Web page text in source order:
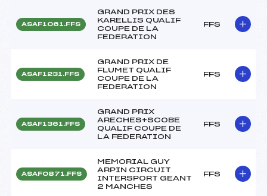
ASAF1061.FFS
GRAND PRIX DES
KARELLIS QUALIF
COUPE DE LA
FEDERATION
FFS
ASAF1231.FFS
GRAND PRIX DE
FLUMET QUALIF
COUPE DE LA
FEDERATION
FFS
ASAF1361.FFS
GRAND PRIX
ARECHES+SCOBE
QUALIF COUPE DE
LA FEDERATION
FFS
ASAF0871.FFS
MEMORIAL GUY
ARPIN CIRCUIT
INTERSPORT GEANT
2 MANCHES
FFS